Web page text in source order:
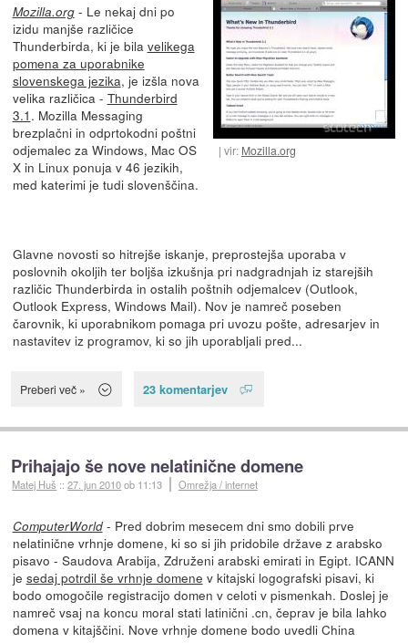
vir: Mozilla.org
Mozilla.org- Le nekaj dni po
izidu manjše različice
Thunderbirda, ki je bila velikega
pomena za uporabnike
slovenskega jezika, je izšla nova
velika različica - Thunderbird
3.1 . Mozilla Messaging
brezplačni in odprtokodni poštni
odjemalec za Windows, Mac OS
X in Linux ponuja v 46 jezikih,
med katerimi je tudi slovenščina.
Glavne novosti so hitrejše iskanje, preprostejša uporaba v
poslovnih okoljih ter boljša izkušnja pri nadgradnjah iz starejših
različic Thunderbirda in ostalih poštnih odjemalcev (Outlook,
Outlook Express, Windows Mail). Nov je namreč poseben
čarovnik, ki uporabnikom pomaga pri uvozu pošte, adresarjev in
nastavitev iz programov, ki so jih uporabljali pred...
Preberi več » 23 komentarjev
Prihajajo še nove nelatinične domene
Matej Huš ::27. jun 2010ob 11:13 Omrežja / internet
ComputerWorld- Pred dobrim mesecem dni smo dobili prve
nelatinične vrhnje domene, ki so si jih pridobile države z arabsko
pisavo - Saudova Arabija, Združeni arabski emirati in Egipt. ICANN
je sedaj potrdil še vrhnje domene v kitajski logografski pisavi, ki
bodo omogočile registracijo domen v celoti v pismenkah. Doslej je
namreč vsaj na koncu moral stati latinični .cn, čeprav je bila lahko
domena v kitajščini. Nove vrhnje domene bodo uvedli China